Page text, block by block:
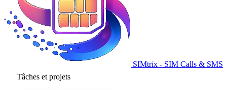
SIMtrix - SIM Calls & SMS
Tâches et projets